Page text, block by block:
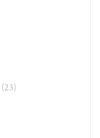
(23)